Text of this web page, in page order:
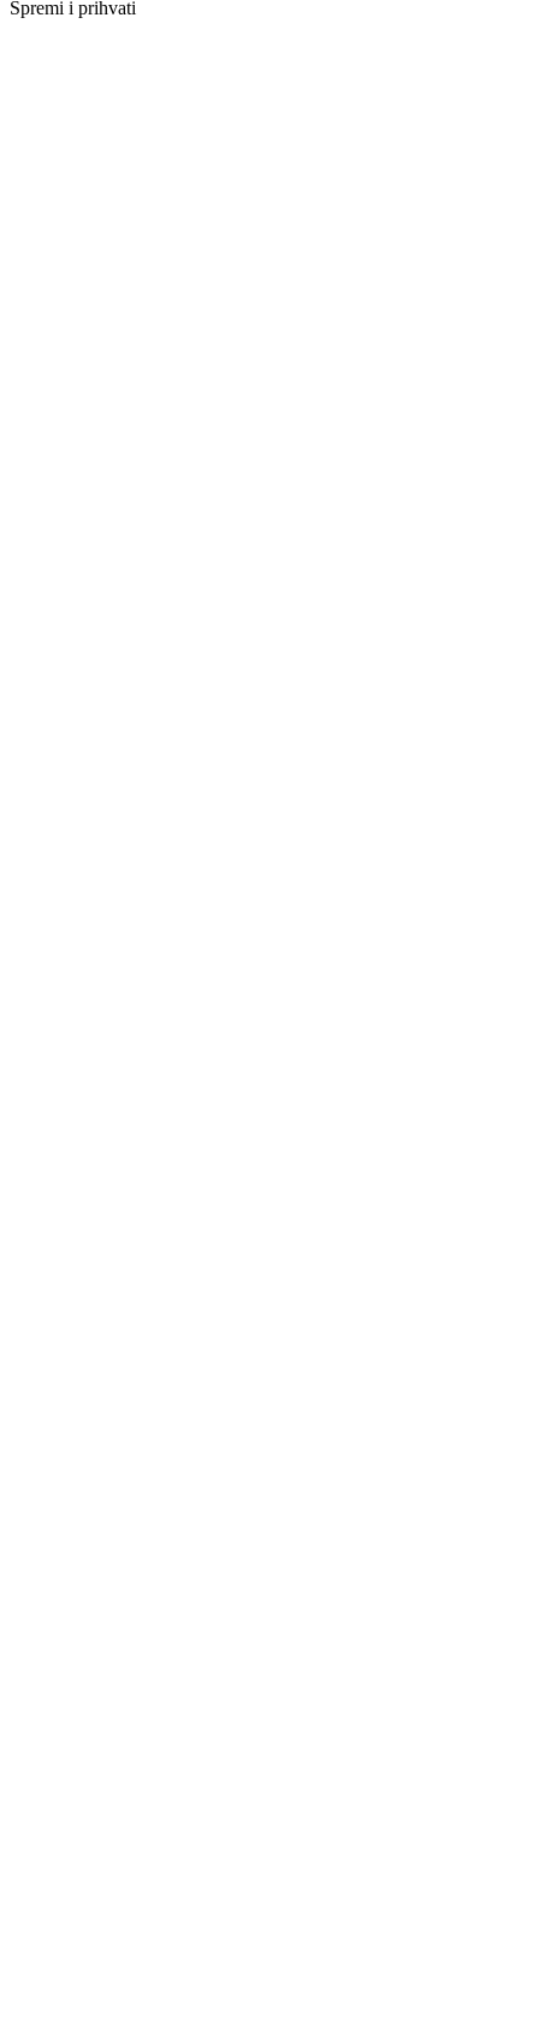
Spremi i prihvati